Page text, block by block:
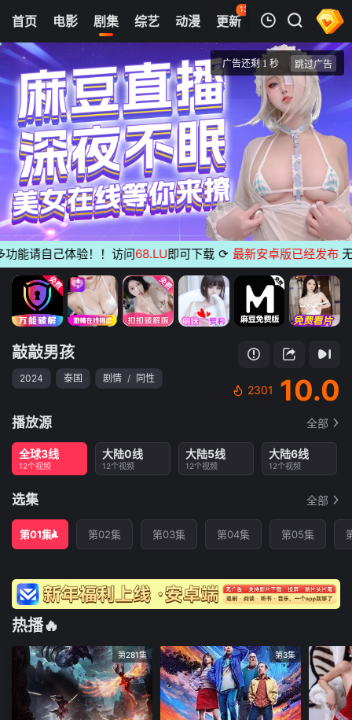
首页 电影 剧集 综艺 动漫 更新
135
热榜 APP
我的观影记录
第01集
敲敲男孩
清空
自己体验！！访问68.LU即可下载 ⟳ 最新安卓版已经发布无广告
敲敲男孩
2024 泰国 剧情 / 同性
2301 10.0
播放源 全部
全球3线
12个视频
大陆0线
12个视频
大陆5线
12个视频
大陆6线
12个视频
选集 全部
第01集 第02集 第03集 第04集 第05集
热播🔥
第281集 第3集